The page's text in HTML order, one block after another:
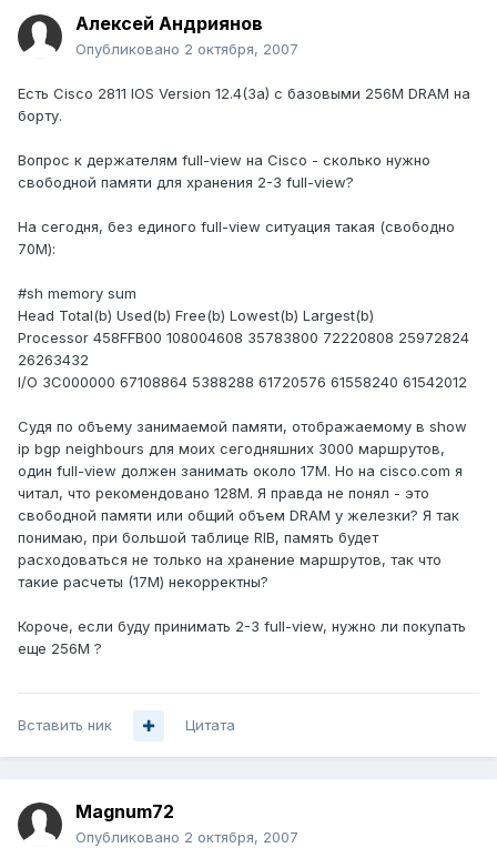
Алексей Андриянов
Опубликовано 2 октября, 2007
Есть Cisco 2811 IOS Version 12.4(3a) с базовыми 256M DRAM на
борту.
Вопрос к держателям full-view на Cisco - сколько нужно
свободной памяти для хранения 2-3 full-view?
На сегодня, без единого full-view ситуация такая (свободно
70М):
#sh memory sum
Head Total(b) Used(b) Free(b) Lowest(b) Largest(b)
Processor 458FFB00 108004608 35783800 72220808 25972824
26263432
I/O 3C000000 67108864 5388288 61720576 61558240 61542012
Судя по объему занимаемой памяти, отображаемому в show
ip bgp neighbours для моих сегодняшних 3000 маршрутов,
один full-view должен занимать около 17М. Но на cisco.com я
читал, что рекомендовано 128M. Я правда не понял - это
свободной памяти или общий объем DRAM у железки? Я так
понимаю, при большой таблице RIB, память будет
расходоваться не только на хранение маршрутов, так что
такие расчеты (17М) некорректны?
Короче, если буду принимать 2-3 full-view, нужно ли покупать
еще 256M ?
Вставить ник Цитата
Magnum72
Опубликовано 2 октября, 2007